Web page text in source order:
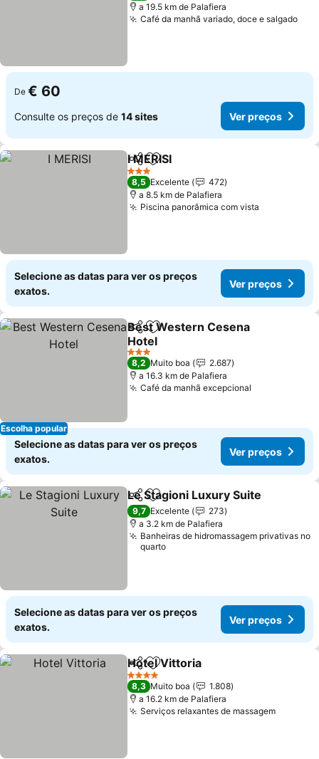
a 19.5 km de Palafiera
Café da manhã variado, doce e salgadoVer
De € 60
Consulte os preços de 14 sites Ver preços
PartilharAdicionar aos favoritos
I MERISI
3 Estrelas
8,5 Excelente
472
a 8.5 km de Palafiera
Piscina panorâmica com vista
Selecione as datas para ver os preços
exatos.
Ver preços
Escolha popular
PartilharAdicionar aos favoritos
Best Western Cesena
Hotel
Ver preços
3 Estrelas
8,2 Muito boa
2.687
a 16.3 km de Palafiera
Café da manhã excepcional
Selecione as datas para ver os preços
exatos.
Ver preços
PartilharAdicionar aos favoritos
Le Stagioni Luxury Suite
9,7 Excelente
273
a 3.2 km de Palafiera
Banheiras de hidromassagem privativas no
quarto
Selecione as datas para ver os preços
exatos.
Ver preços
PartilharAdicionar aos favoritos
Hotel Vittoria
4 Estrelas
8,3 Muito boa
1.808
a 16.2 km de Palafiera
Serviços relaxantes de massagemVer